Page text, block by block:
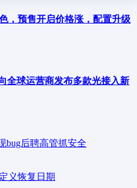
，预售开启价格涨，配置升级
全球运营商发布多款光接入新
bug后聘高管抓安全
义恢复日期